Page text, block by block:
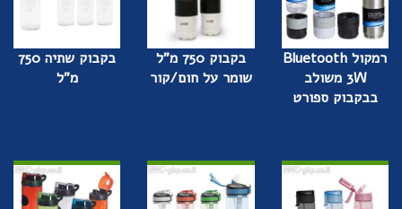
רמקול Bluetooth
3W משולב
בבקבוק ספורט
בקבוק 750 מ"ל
שומר על חום/קור
בקבוק שתיה 750
מ"ל